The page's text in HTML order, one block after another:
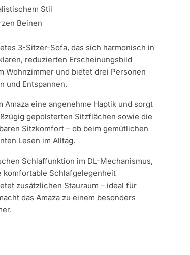
Stil
Beinen
3-Sitzer-Sofa, das sich harmonisch in
reduzierten Erscheinungsbild
Wohnzimmer und bietet drei Personen
und Entspannen.
eine angenehme Haptik und sorgt
gepolsterten Sitzflächen sowie die
Sitzkomfort – ob beim gemütlichen
Lesen im Alltag.
Schlaffunktion im DL-Mechanismus,
komfortable Schlafgelegenheit
zusätzlichen Stauraum – ideal für
das Amaza zu einem besonders